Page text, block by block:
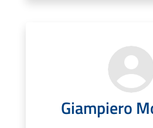
Giampiero